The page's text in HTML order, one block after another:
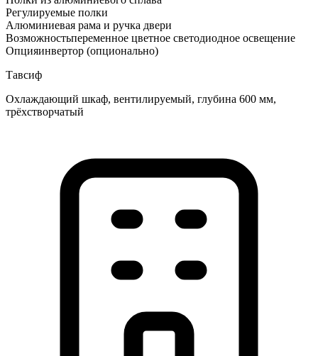
Регулируемые полки
Алюминиевая рама и ручка двери
Возможностьпеременное цветное светодиодное освещение
Опцияинвертор (опционально)
Тавсиф
Охлаждающий шкаф, вентилируемый, глубина 600 мм,
трёхстворчатый